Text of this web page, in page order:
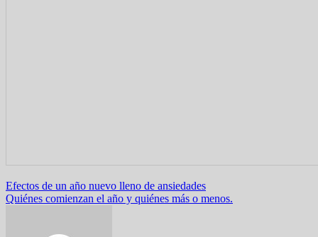
Navegación
de
Efectos de un año nuevo lleno de ansiedades
Quiénes comienzan el año y quiénes más o menos.